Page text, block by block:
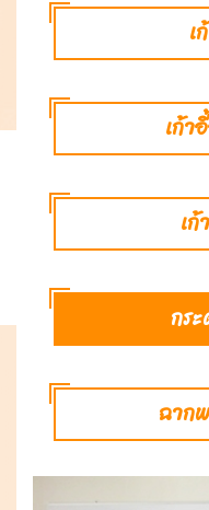
เ
เก้า
เ
กร
ฉาก